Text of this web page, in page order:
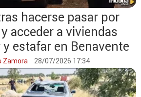
hacerse pasar por
acceder a viviendas
estafar en Benavente
Zamora 28/07/2026 17:34